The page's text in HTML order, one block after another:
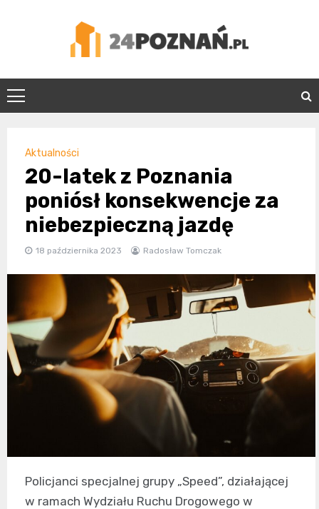
24Poznań.pl
Aktualności
20-latek z Poznania
poniósł konsekwencje za
niebezpieczną jazdę
18 października 2023 Radosław Tomczak
Policjanci specjalnej grupy „Speed”, działającej
w ramach Wydziału Ruchu Drogowego w